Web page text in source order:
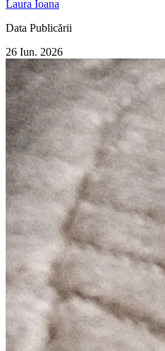
Laura Ioana
Data Publicării
26 Iun. 2026